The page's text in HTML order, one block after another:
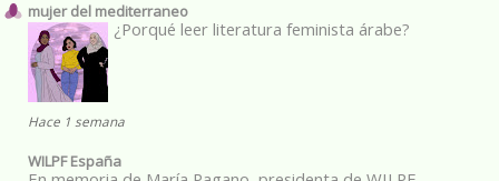
mujer del mediterraneo
¿Porqué leer literatura feminista árabe?
Hace 1 semana
WILPF España